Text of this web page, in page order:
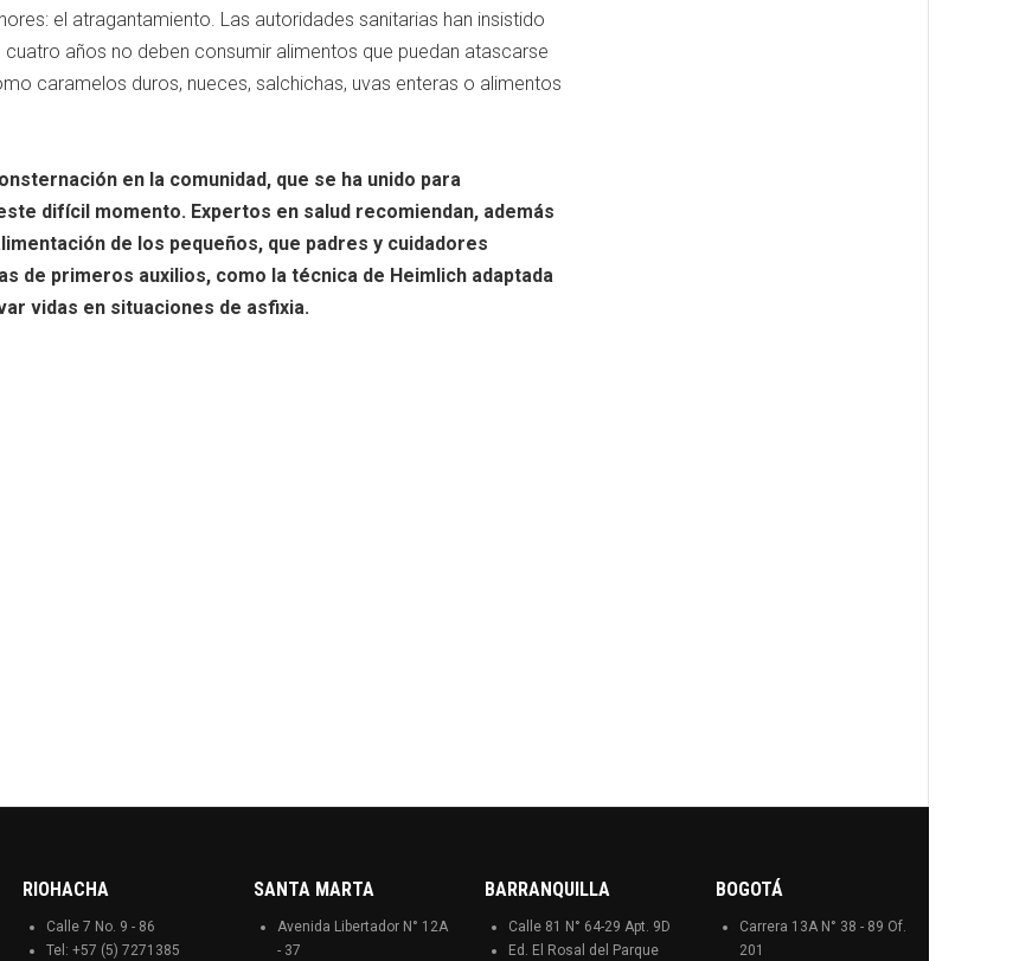
el atragantamiento. Las autoridades sanitarias han insistido
años no deben consumir alimentos que puedan atascarse
caramelos duros, nueces, salchichas, uvas enteras o alimentos
en la comunidad, que se ha unido para
difícil momento. Expertos en salud recomiendan, además
de los pequeños, que padres y cuidadores
de primeros auxilios, como la técnica de Heimlich adaptada
vidas en situaciones de asfixia.
RIOHACHA
Calle 7 No. 9 - 86
Tel: +57 (5) 7271385
SANTA MARTA
Avenida Libertador N° 12A
- 37
BARRANQUILLA
Calle 81 N° 64-29 Apt. 9D
Ed. El Rosal del Parque
BOGOTÁ
Carrera 13A N° 38 - 89 Of.
201